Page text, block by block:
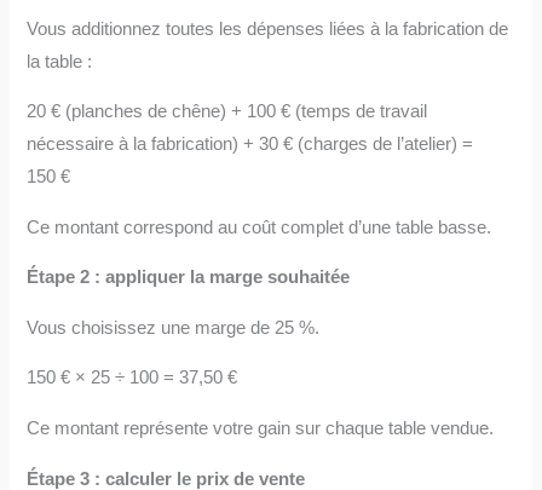
Vous additionnez toutes les dépenses liées à la fabrication de
la table :
20 € (planches de chêne) + 100 € (temps de travail
nécessaire à la fabrication) + 30 € (charges de l’atelier) =
150 €
Ce montant correspond au coût complet d’une table basse.
Étape 2 : appliquer la marge souhaitée
Vous choisissez une marge de 25 %.
150 € × 25 ÷ 100 = 37,50 €
Ce montant représente votre gain sur chaque table vendue.
Étape 3 : calculer le prix de vente